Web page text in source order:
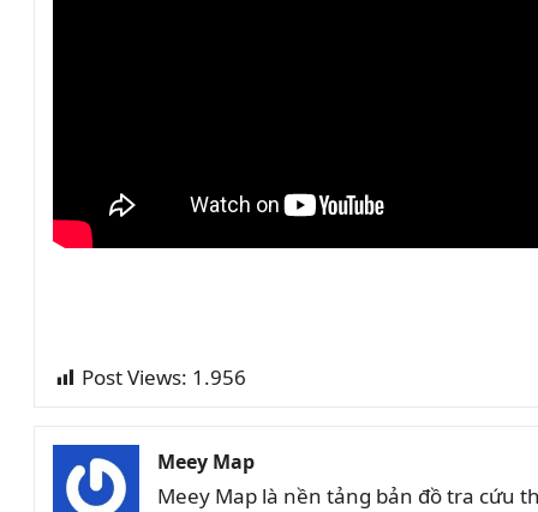
Post Views: 1.956
Meey Map
Meey Map là nền tảng bản đồ tra cứu